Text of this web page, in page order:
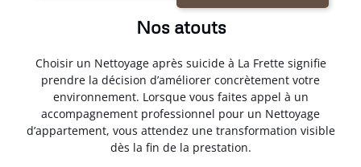
Nos atouts
Choisir un Nettoyage après suicide à La Frette signifie
prendre la décision d’améliorer concrètement votre
environnement. Lorsque vous faites appel à un
accompagnement professionnel pour un Nettoyage
d’appartement, vous attendez une transformation visible
dès la fin de la prestation.